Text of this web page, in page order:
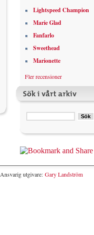
Lightspeed Champion
Marie Glad
Fanfarlo
Sweethead
Marionette
Fler recensioner
Ansvarig utgivare: Gary Landström